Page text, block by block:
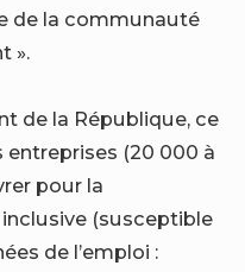
de la communauté
».
de la République, ce
(20 000 à
pour la
(susceptible
de l’emploi :